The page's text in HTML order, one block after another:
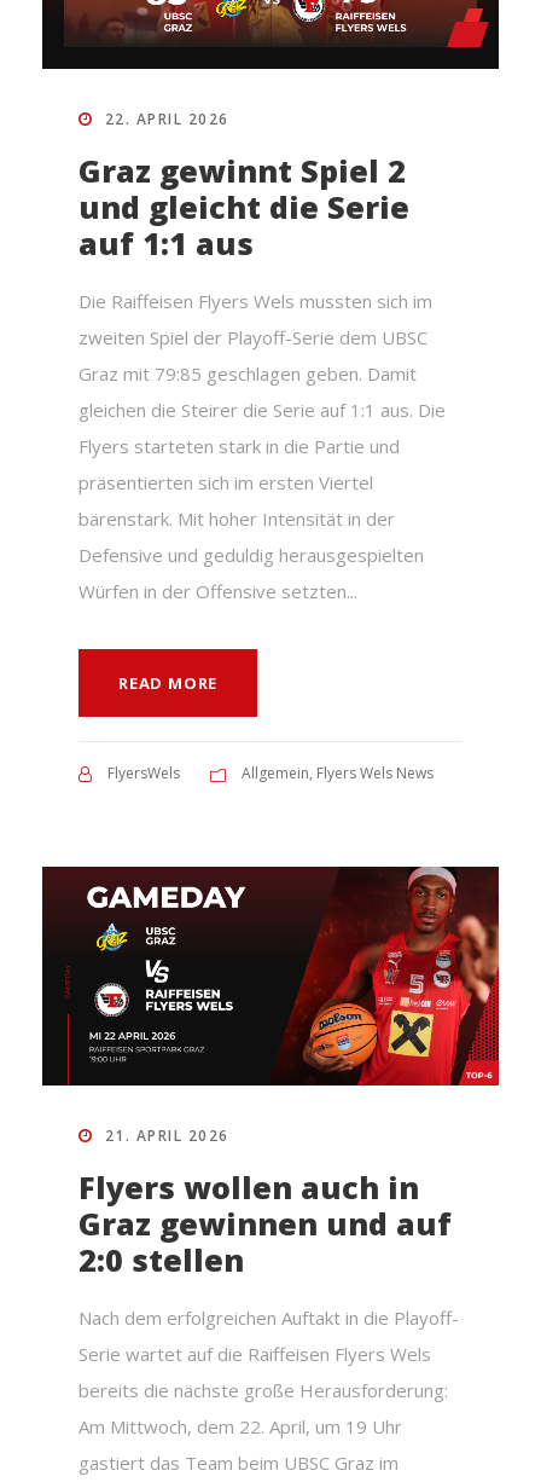
22. APRIL 2026
Graz gewinnt Spiel 2
und gleicht die Serie
auf 1:1 aus
Die Raiffeisen Flyers Wels mussten sich im
zweiten Spiel der Playoff-Serie dem UBSC
Graz mit 79:85 geschlagen geben. Damit
gleichen die Steirer die Serie auf 1:1 aus. Die
Flyers starteten stark in die Partie und
präsentierten sich im ersten Viertel
bärenstark. Mit hoher Intensität in der
Defensive und geduldig herausgespielten
Würfen in der Offensive setzten...
READ MORE
FlyersWels Allgemein, Flyers Wels News
21. APRIL 2026
Flyers wollen auch in
Graz gewinnen und auf
2:0 stellen
Nach dem erfolgreichen Auftakt in die Playoff-
Serie wartet auf die Raiffeisen Flyers Wels
bereits die nächste große Herausforderung:
Am Mittwoch, dem 22. April, um 19 Uhr
gastiert das Team beim UBSC Graz im